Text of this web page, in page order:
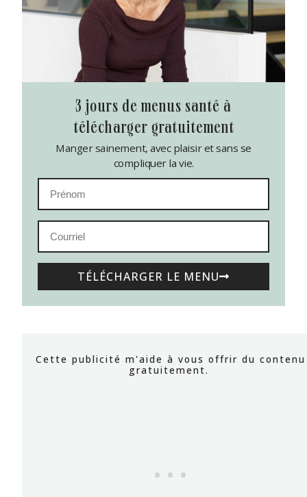
3 jours de menus santé à
télécharger gratuitement
Manger sainement, avec plaisir et sans se
compliquer la vie.
TÉLÉCHARGER LE MENU